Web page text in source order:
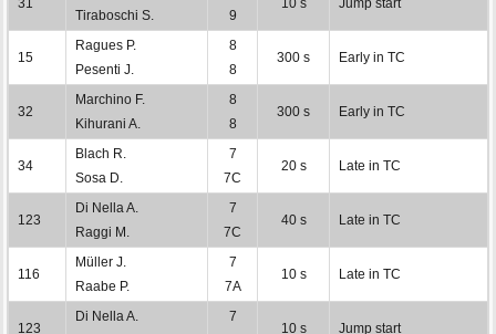
31
Tiraboschi S.
9
10 s Jump start
15
Ragues P.
Pesenti J.
8
8
300 s Early in TC
32
Marchino F.
Kihurani A.
8
8
300 s Early in TC
34
Blach R.
Sosa D.
7
7C
20 s Late in TC
123
Di Nella A.
Raggi M.
7
7C
40 s Late in TC
116
Müller J.
Raabe P.
7
7A
10 s Late in TC
123
Di Nella A.
7
10 s Jump start